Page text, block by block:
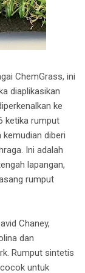
ChemGrass, ini
diaplikasikan
ke
ketika rumput
diberi
Ini adalah
lapangan,
rumput
Chaney,
dan
Rumput sintetis
untuk